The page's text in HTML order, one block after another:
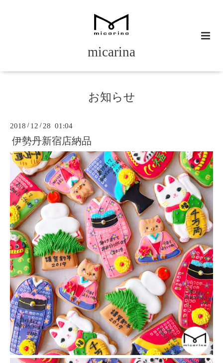
micarina
お知らせ
2018 / 12 /28 01:04
伊勢丹新宿店納品